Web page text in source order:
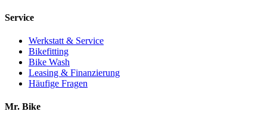
Service
Werkstatt & Service
Bikefitting
Bike Wash
Leasing & Finanzierung
Häufige Fragen
Mr. Bike